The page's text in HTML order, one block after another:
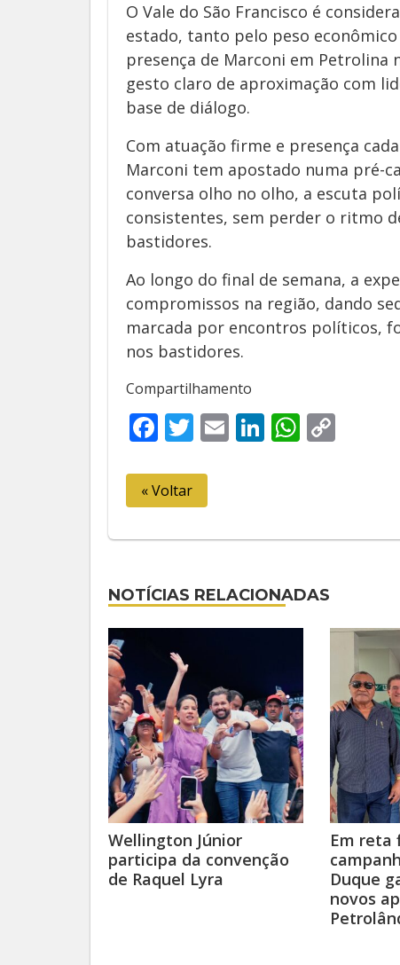
O Vale do São Francisco é
estado, tanto pelo peso
presença de Marconi em Petrolina
gesto claro de aproximação com
base de diálogo.
Com atuação firme e presença
Marconi tem apostado numa pré-
conversa olho no olho, a escuta
consistentes, sem perder o ritmo
bastidores.
Ao longo do final de semana, a
compromissos na região, dando
marcada por encontros políticos,
nos bastidores.
Compartilhamento
Facebook
Twitter
EmailLinkedIn
« Voltar
NOTÍCIAS RELACIONADAS
Wellington Júnior
participa da convenção
de Raquel Lyra
Em reta
Duque
novos